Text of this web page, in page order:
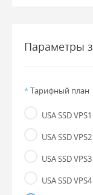
Параметры
*Тарифный план
USA SSD
USA SSD
USA SSD
USA SSD